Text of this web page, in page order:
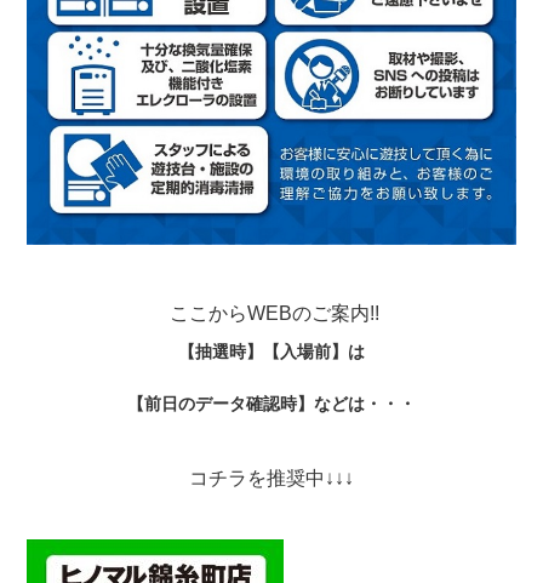
ここからWEBのご案内!!
【抽選時】 【入場前】は
【前日のデータ確認時】などは・・・
コチラを推奨中↓↓↓